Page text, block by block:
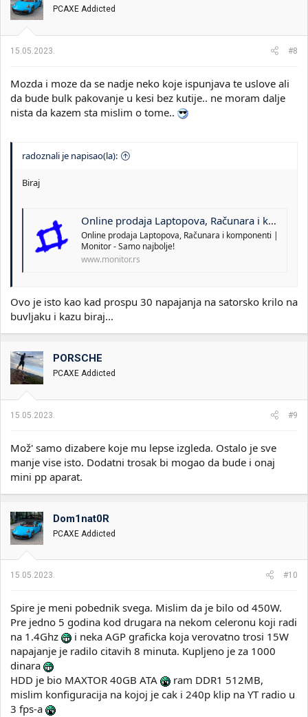
PCAXE Addicted
15.05.2023. #8
Mozda i moze da se nadje neko koje ispunjava te uslove ali
da bude bulk pakovanje u kesi bez kutije.. ne moram dalje
nista da kazem sta mislim o tome..
radoznali je napisao(la):
Biraj
Online prodaja Laptopova, Računara i komponenti | Monitor - Samo najbolje!
Online prodaja Laptopova, Računara i komponenti |
Monitor - Samo najbolje!
www.monitor.rs
Ovo je isto kao kad prospu 30 napajanja na satorsko krilo na
buvljaku i kazu biraj...
PORSCHE
PCAXE Addicted
15.05.2023. #9
Mož' samo dizabere koje mu lepse izgleda. Ostalo je sve
manje vise isto. Dodatni trosak bi mogao da bude i onaj
mini pp aparat.
Dom1nat0R
PCAXE Addicted
15.05.2023. #10
Spire je meni pobednik svega. Mislim da je bilo od 450W.
Pre jedno 5 godina kod drugara na nekom celeronu koji radi
na 1.4Ghz
i neka AGP graficka koja verovatno trosi 15W
napajanje je radilo citavih 8 minuta. Kupljeno je za 1000
dinara
HDD je bio MAXTOR 40GB ATA
ram DDR1 512MB,
mislim konfiguracija na kojoj je cak i 240p klip na YT radio u
3 fps-a